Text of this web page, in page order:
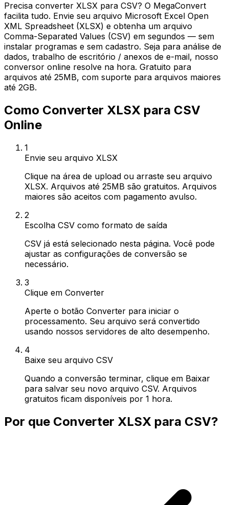
Precisa converter XLSX para CSV? O MegaConvert
facilita tudo. Envie seu arquivo Microsoft Excel Open
XML Spreadsheet (XLSX) e obtenha um arquivo
Comma-Separated Values (CSV) em segundos — sem
instalar programas e sem cadastro. Seja para análise de
dados, trabalho de escritório / anexos de e-mail, nosso
conversor online resolve na hora. Gratuito para
arquivos até 25MB, com suporte para arquivos maiores
até 2GB.
Como Converter XLSX para CSV
Online
1
Envie seu arquivo XLSX
Clique na área de upload ou arraste seu arquivo
XLSX. Arquivos até 25MB são gratuitos. Arquivos
maiores são aceitos com pagamento avulso.
2
Escolha CSV como formato de saída
CSV já está selecionado nesta página. Você pode
ajustar as configurações de conversão se
necessário.
3
Clique em Converter
Aperte o botão Converter para iniciar o
processamento. Seu arquivo será convertido
usando nossos servidores de alto desempenho.
4
Baixe seu arquivo CSV
Quando a conversão terminar, clique em Baixar
para salvar seu novo arquivo CSV. Arquivos
gratuitos ficam disponíveis por 1 hora.
Por que Converter XLSX para CSV?